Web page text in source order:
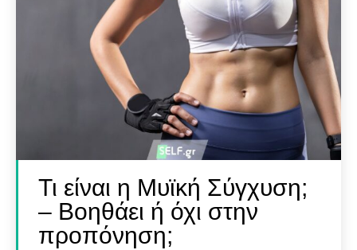
Τι είναι η Μυϊκή Σύγχυση;
– Βοηθάει ή όχι στην
προπόνηση;